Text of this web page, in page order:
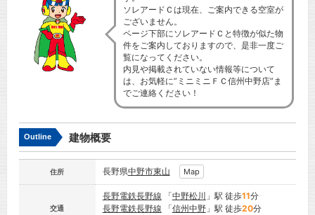
ソレアードＣは現在、ご案内できる空室が
ございません。
ページ下部にソレアードＣと特徴が似た物
件をご案内しておりますので、是非一度ご
覧になってください。
内見や掲載されていない情報等について
は、お気軽に”ミニミニＦＣ信州中野店”ま
でご連絡ください！
Outline 建物概要
住所 長野県中野市東山 Map
交通
長野電鉄長野線 「中野松川 」駅 徒歩11分
長野電鉄長野線 「信州中野」駅 徒歩20分